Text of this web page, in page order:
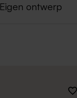
Eigen ontwerp